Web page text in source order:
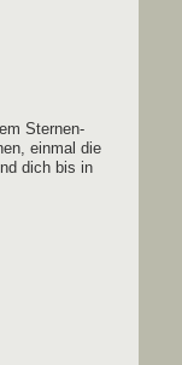
Ster­nen­
ein­mal die
dich bis in